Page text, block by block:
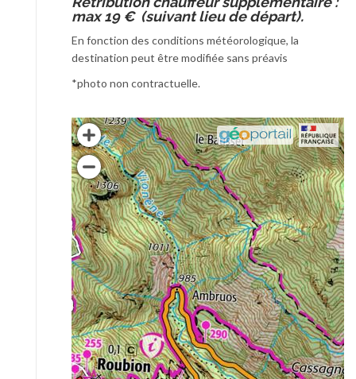
max 19 € (suivant lieu de départ).
En fonction des conditions météorologique, la
destination peut être modifiée sans préavis
*photo non contractuelle.